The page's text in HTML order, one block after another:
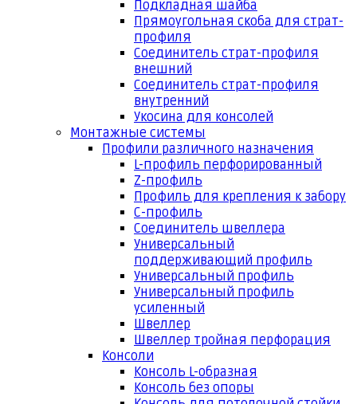
Подкладная шайба
Прямоугольная скоба для страт-
профиля
Соединитель страт-профиля
внешний
Соединитель страт-профиля
внутренний
Укосина для консолей
Монтажные системы
Профили различного назначения
L-профиль перфорированный
Z-профиль
Профиль для крепления к забору
С-профиль
Соединитель швеллера
Универсальный
поддерживающий профиль
Универсальный профиль
Универсальный профиль
усиленный
Швеллер
Швеллер тройная перфорация
Консоли
Консоль L-образная
Консоль без опоры